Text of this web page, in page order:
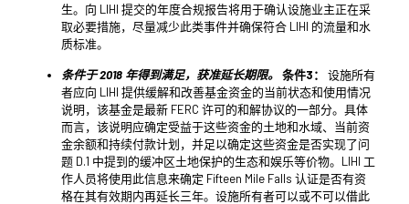
生。向 LIHI 提交的年度合规报告将用于确认设施业主正在采
取必要措施，尽量减少此类事件并确保符合 LIHI 的流量和水
质标准。
条件于 2018 年得到满足，获准延长期限。 条件3： 设施所有
者应向 LIHI 提供缓解和改善基金资金的当前状态和使用情况
说明，该基金是最新 FERC 许可的和解协议的一部分。具体
而言，该说明应确定受益于这些资金的土地和水域、当前资
金余额和持续付款计划，并足以确定这些资金是否实现了问
题 D.1 中提到的缓冲区土地保护的生态和娱乐等价物。LIHI 工
作人员将使用此信息来确定 Fifteen Mile Falls 认证是否有资
格在其有效期内再延长三年。设施所有者可以或不可以借此